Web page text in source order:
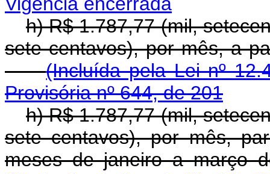
h) R$ 1.787,77 (mil,
sete centavos), por mês,
(Incluída pela Lei nº
Provisória nº 644, de 201
h) R$ 1.787,77 (mil,
sete centavos), por mês,
meses de janeiro a